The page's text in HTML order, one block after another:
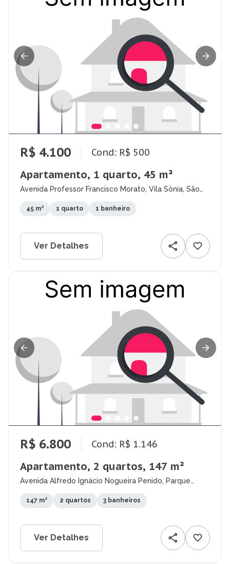
R$ 4.100 Cond: R$ 500
Apartamento, 1 quarto, 45 m²
Avenida Professor Francisco Morato, Vila Sônia, São
45 m² 1 quarto 1 banheiro
Ver Detalhes
R$ 6.800 Cond: R$ 1.146
Apartamento, 2 quartos, 147 m²
Avenida Alfredo Ignácio Nogueira Penido, Parque
147 m² 2 quartos 3 banheiros
Ver Detalhes